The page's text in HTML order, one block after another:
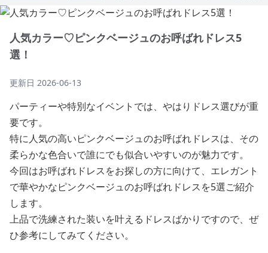
人気カラー♡ピンクベージュのお呼ばれドレス5
選！
更新日 2026-06-13
パーティーや特別なイベントでは、やはりドレス選びが重
要です。
特に人気の高いピンクベージュのお呼ばれドレスは、その
柔らかな色合いで誰にでも似合いやすいのが魅力です。
今回はお呼ばれドレスをお探しの方に向けて、エレガント
で華やかなピンクベージュのお呼ばれドレスを5選ご紹介
します。
上品で洗練された装いを叶えるドレスばかりですので、ぜ
ひ参考にしてみてください。